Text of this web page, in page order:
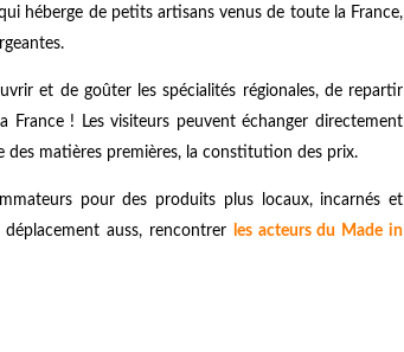
héberge de petits artisans venus de toute la France,
et de goûter les spécialités régionales, de repartir
! Les visiteurs peuvent échanger directement
des matières premières, la constitution des prix.
pour des produits plus locaux, incarnés et
auss, rencontrer
les acteurs du Made in